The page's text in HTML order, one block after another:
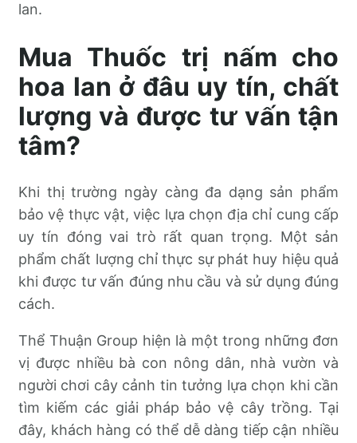
lan.
Mua Thuốc trị nấm cho
hoa lan ở đâu uy tín, chất
lượng và được tư vấn tận
tâm?
Khi thị trường ngày càng đa dạng sản phẩm
bảo vệ thực vật, việc lựa chọn địa chỉ cung cấp
uy tín đóng vai trò rất quan trọng. Một sản
phẩm chất lượng chỉ thực sự phát huy hiệu quả
khi được tư vấn đúng nhu cầu và sử dụng đúng
cách.
Thể Thuận Group hiện là một trong những đơn
vị được nhiều bà con nông dân, nhà vườn và
người chơi cây cảnh tin tưởng lựa chọn khi cần
tìm kiếm các giải pháp bảo vệ cây trồng. Tại
đây, khách hàng có thể dễ dàng tiếp cận nhiều